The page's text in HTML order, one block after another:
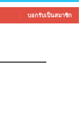
บอกรับเป็นสมาชิก